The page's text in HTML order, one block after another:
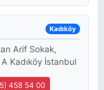
Kadıköy
Arif Sokak,
Kadıköy İstanbul
458 54 00